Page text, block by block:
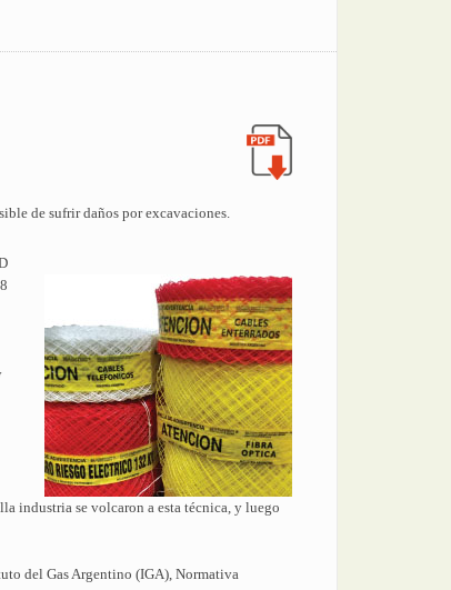
de sufrir daños por excavaciones.
industria se volcaron a esta técnica, y luego
del Gas Argentino (IGA), Normativa